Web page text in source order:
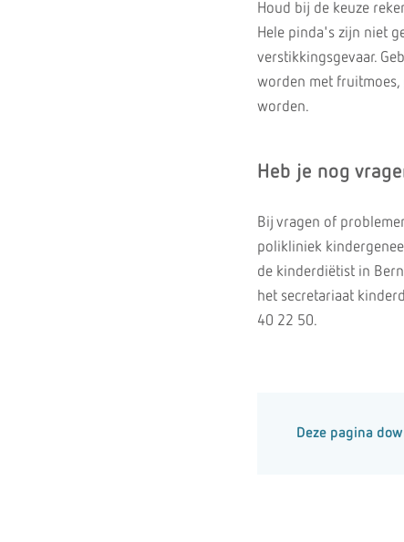
Houd bij de keuze
Hele pinda's zijn niet
verstikkingsgevaar.
worden met fruitmoes,
worden.
Heb je nog
Bij vragen of
polikliniek
de kinderdiëtist in
het secretariaat
40 22 50.
Deze pagina